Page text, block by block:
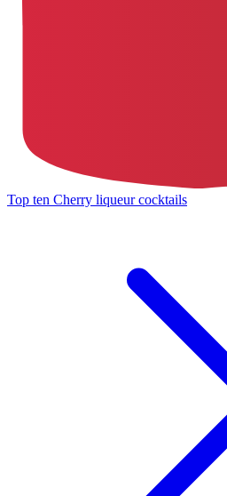
Top ten Cherry liqueur cocktails